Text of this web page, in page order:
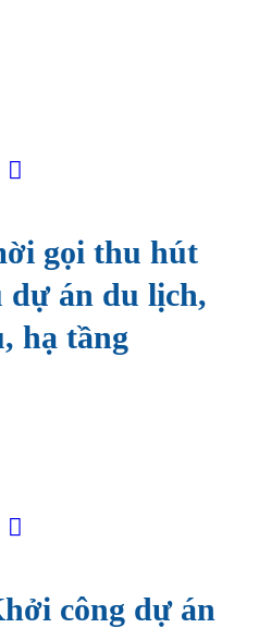
gọi thu hút
dự án du lịch,
hạ tầng
công dự án